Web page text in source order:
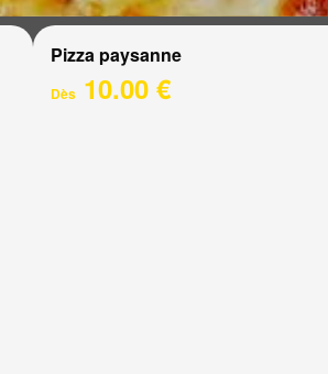
Pizza paysanne
Dès10.00 €